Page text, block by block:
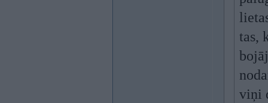
tas,
viņi